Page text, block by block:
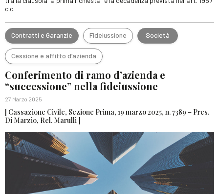
c.c.
Contratti e Garanzie Fideiussione Società
Cessione e affitto d’azienda
Conferimento di ramo d’azienda e
“successione” nella fideiussione
27 Marzo 2025
[ Cassazione Civile, Sezione Prima, 19 marzo 2025, n. 7389 – Pres.
Di Marzio, Rel. Marulli ]